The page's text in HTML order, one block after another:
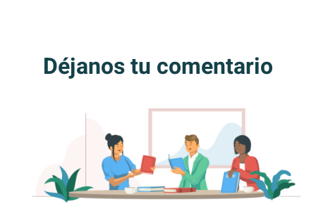
Déjanos tu comentario